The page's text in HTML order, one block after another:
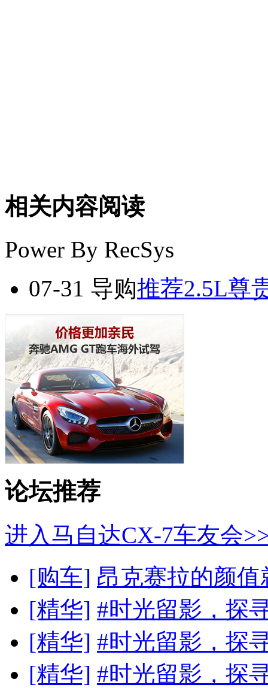
相关内容阅读
Power By RecSys
07-31 导购推荐2.5L尊
论坛推荐
进入马自达CX-7车友会
[购车] 昂克赛拉的颜
[精华] #时光留影，探
[精华] #时光留影，探
[精华] #时光留影，探